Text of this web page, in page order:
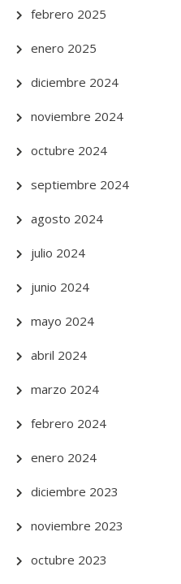
febrero 2025
enero 2025
diciembre 2024
noviembre 2024
octubre 2024
septiembre 2024
agosto 2024
julio 2024
junio 2024
mayo 2024
abril 2024
marzo 2024
febrero 2024
enero 2024
diciembre 2023
noviembre 2023
octubre 2023